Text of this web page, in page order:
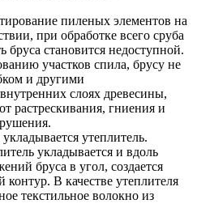
пиленых элементов на
при обработке всего сруба
бруса становится недоступной.
участков спила, брусу не
и другими
слоях древесины,
растрескивания, гниения и
утеплитель.
укладывается и вдоль
бруса в угол, создается
В качестве утеплителя
текстильное волокно из